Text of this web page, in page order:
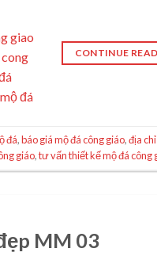
CONTINUE
đá,báo giá mộ đá công giáo,địa
giáo,tư vấn thiết kế mộ đá công
MM 03